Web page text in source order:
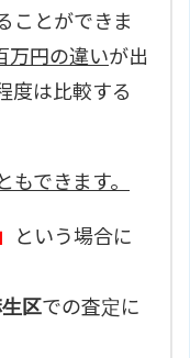
ことができま
万円の違いが出
度は比較する
もできます。
という場合に
区での査定に